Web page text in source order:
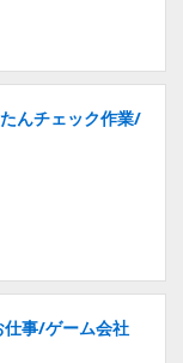
んチェック作業/
仕事/ゲーム会社